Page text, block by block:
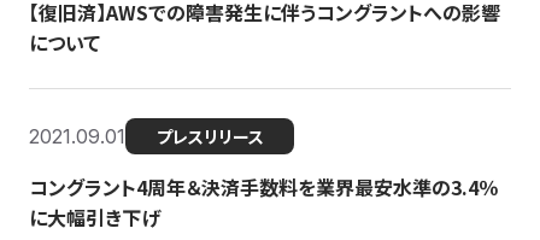
【復旧済】AWSでの障害発生に伴うコングラントへの影響
について
2021.09.01 プレスリリース
コングラント4周年＆決済手数料を業界最安水準の3.4％
に大幅引き下げ